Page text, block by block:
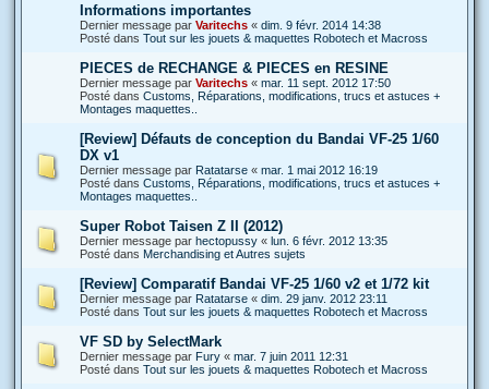
Informations importantes
Dernier message par Varitechs « dim. 9 févr. 2014 14:38
Posté dans Tout sur les jouets & maquettes Robotech et Macross
PIECES de RECHANGE & PIECES en RESINE
Dernier message par Varitechs « mar. 11 sept. 2012 17:50
Posté dans Customs, Réparations, modifications, trucs et astuces +
Montages maquettes..
[Review] Défauts de conception du Bandai VF-25 1/60
DX v1
Dernier message par Ratatarse « mar. 1 mai 2012 16:19
Posté dans Customs, Réparations, modifications, trucs et astuces +
Montages maquettes..
Super Robot Taisen Z II (2012)
Dernier message par hectopussy « lun. 6 févr. 2012 13:35
Posté dans Merchandising et Autres sujets
[Review] Comparatif Bandai VF-25 1/60 v2 et 1/72 kit
Dernier message par Ratatarse « dim. 29 janv. 2012 23:11
Posté dans Tout sur les jouets & maquettes Robotech et Macross
VF SD by SelectMark
Dernier message par Fury « mar. 7 juin 2011 12:31
Posté dans Tout sur les jouets & maquettes Robotech et Macross